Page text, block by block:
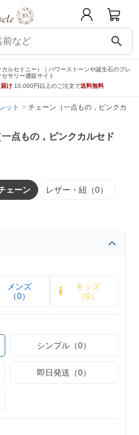
search
ルセドニー）｜パワーストーンや誕生石のブレ
サリー通販サイト
け 10,000円以上のご注文で送料無料
ット チェーン（一点もの，ピンクカル
点もの，ピンクカルセド
ェーン レザー・紐（0）
メンズ
（0）
キッズ
（0）
シンプル（0）
即日発送（0）